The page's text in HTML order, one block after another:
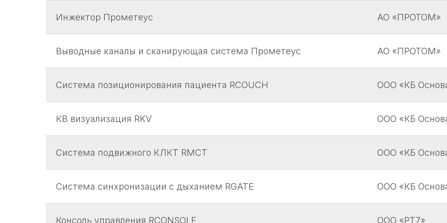
Инжектор Прометеус АО «ПРОТОМ»
Выводные каналы и сканирующая система Прометеус АО «ПРОТОМ»
Система позиционирования пациента RCOUCH ООО «КБ
КВ визуализация RKV ООО «КБ
Система подвижного КЛКТ RMCT ООО «КБ
Система синхронизации с дыханием RGATE ООО «КБ
Консоль управления RCONSOLE ООО «РТ7»